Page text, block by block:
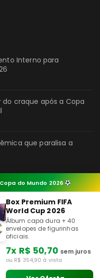
Copa do Mundo 2026
Box Premium FIFA
World Cup 2026
Álbum capa dura + 40
envelopes de figurinhas
oficiais.
7x R$ 50,70 sem juros
ou R$ 354,90 à vista
Interno para
craque após a Copa
que paralisa a